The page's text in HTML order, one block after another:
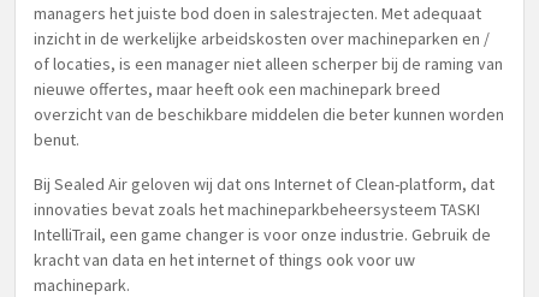
managers het juiste bod doen in salestrajecten. Met adequaat
inzicht in de werkelijke arbeidskosten over machineparken en /
of locaties, is een manager niet alleen scherper bij de raming van
nieuwe offertes, maar heeft ook een machinepark breed
overzicht van de beschikbare middelen die beter kunnen worden
benut.
Bij Sealed Air geloven wij dat ons Internet of Clean-platform, dat
innovaties bevat zoals het machineparkbeheersysteem TASKI
IntelliTrail, een game changer is voor onze industrie. Gebruik de
kracht van data en het internet of things ook voor uw
machinepark.